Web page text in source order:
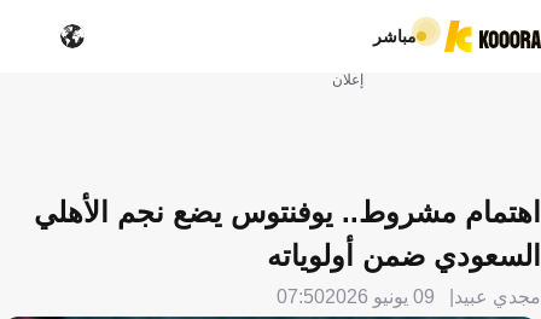
مباشر
إعلان
اهتمام مشروط.. يوفنتوس يضع نجم الأهلي
السعودي ضمن أولوياته
مجدي عبيد 09 يونيو 2026 07:50